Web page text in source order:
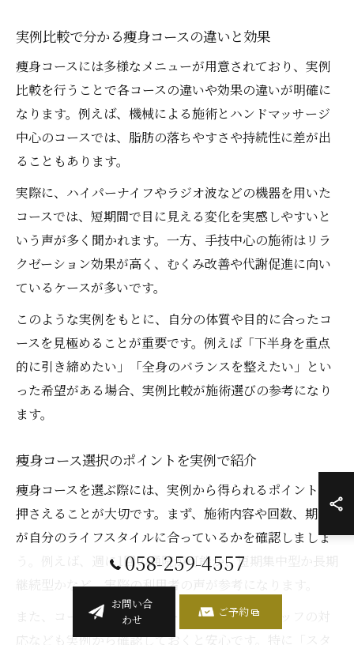
実例比較で分かる痩身コースの違いと効果
痩身コースには多様なメニューが用意されており、実例
比較を行うことで各コースの違いや効果の違いが明確に
なります。例えば、機械による施術とハンドマッサージ
中心のコースでは、脂肪の落ちやすさや持続性に差が出
ることもあります。
実際に、ハイパーナイフやラジオ波などの機器を用いた
コースでは、短期間で目に見える変化を実感しやすいと
いう声が多く聞かれます。一方、手技中心の施術はリラ
クゼーション効果が高く、むくみ改善や代謝促進に向い
ているケースが多いです。
このような実例をもとに、自分の体質や目的に合ったコ
ースを見極めることが重要です。例えば「下半身を重点
的に引き締めたい」「全身のバランスを整えたい」とい
った希望がある場合、実例比較が施術選びの参考になり
ます。
痩身コース選択のポイントを実例で紹介
痩身コースを選ぶ際には、実例から得られるポイントを
押さえることが大切です。まず、施術内容や回数、期間
が自分のライフスタイルに合っているかを確認しましょ
う。例えば、週に1回の通院が可能か、短期集中型か長期
継続型かなど、実際の利用者の声が参考になります。
また、コース料金やアフターケアの有無、スタッフの対
応なども実例から確認しておくと安心です。特に「スタ
058-259-4557
お問い合
わせ
ご予約